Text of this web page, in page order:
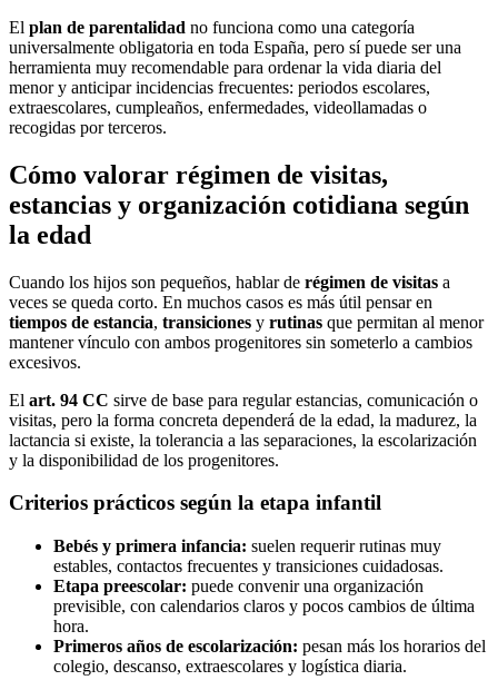
El plan de parentalidad no funciona como una categoría
universalmente obligatoria en toda España, pero sí puede ser una
herramienta muy recomendable para ordenar la vida diaria del
menor y anticipar incidencias frecuentes: periodos escolares,
extraescolares, cumpleaños, enfermedades, videollamadas o
recogidas por terceros.
Cómo valorar régimen de visitas,
estancias y organización cotidiana según
la edad
Cuando los hijos son pequeños, hablar de régimen de visitas a
veces se queda corto. En muchos casos es más útil pensar en
tiempos de estancia, transiciones y rutinas que permitan al menor
mantener vínculo con ambos progenitores sin someterlo a cambios
excesivos.
El art. 94 CC sirve de base para regular estancias, comunicación o
visitas, pero la forma concreta dependerá de la edad, la madurez, la
lactancia si existe, la tolerancia a las separaciones, la escolarización
y la disponibilidad de los progenitores.
Criterios prácticos según la etapa infantil
Bebés y primera infancia: suelen requerir rutinas muy
estables, contactos frecuentes y transiciones cuidadosas.
Etapa preescolar: puede convenir una organización
previsible, con calendarios claros y pocos cambios de última
hora.
Primeros años de escolarización: pesan más los horarios del
colegio, descanso, extraescolares y logística diaria.